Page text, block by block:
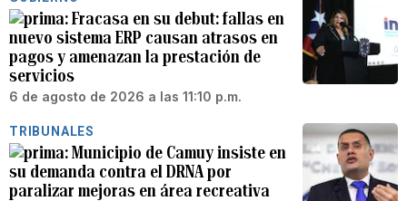
Fracasa en su debut: fallas en
nuevo sistema ERP causan atrasos en
pagos y amenazan la prestación de
servicios
6 de agosto de 2026 a las 11:10 p.m.
TRIBUNALES
Municipio de Camuy insiste en
su demanda contra el DRNA por
paralizar mejoras en área recreativa